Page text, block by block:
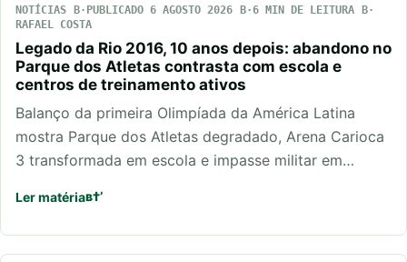
NOTÍCIAS PUBLICADO 6 AGOSTO 2026
6 MIN DE LEITURA
RAFAEL COSTA
Legado da Rio 2016, 10 anos depois: abandono no
Parque dos Atletas contrasta com escola e
centros de treinamento ativos
Balanço da primeira Olimpíada da América Latina
mostra Parque dos Atletas degradado, Arena Carioca
3 transformada em escola e impasse militar em…
Ler matéria